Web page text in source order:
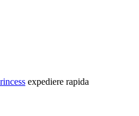
expediere rapida